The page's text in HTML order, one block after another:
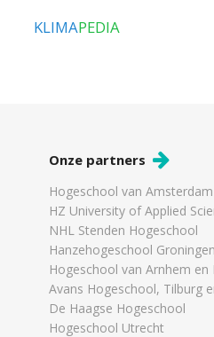
KLIMAPEDIA
Onze partners
Hogeschool van Amsterdam
HZ University of Applied
NHL Stenden Hogeschool
Hanzehogeschool Groningen
Hogeschool van Arnhem en
Avans Hogeschool, Tilburg
De Haagse Hogeschool
Hogeschool Utrecht